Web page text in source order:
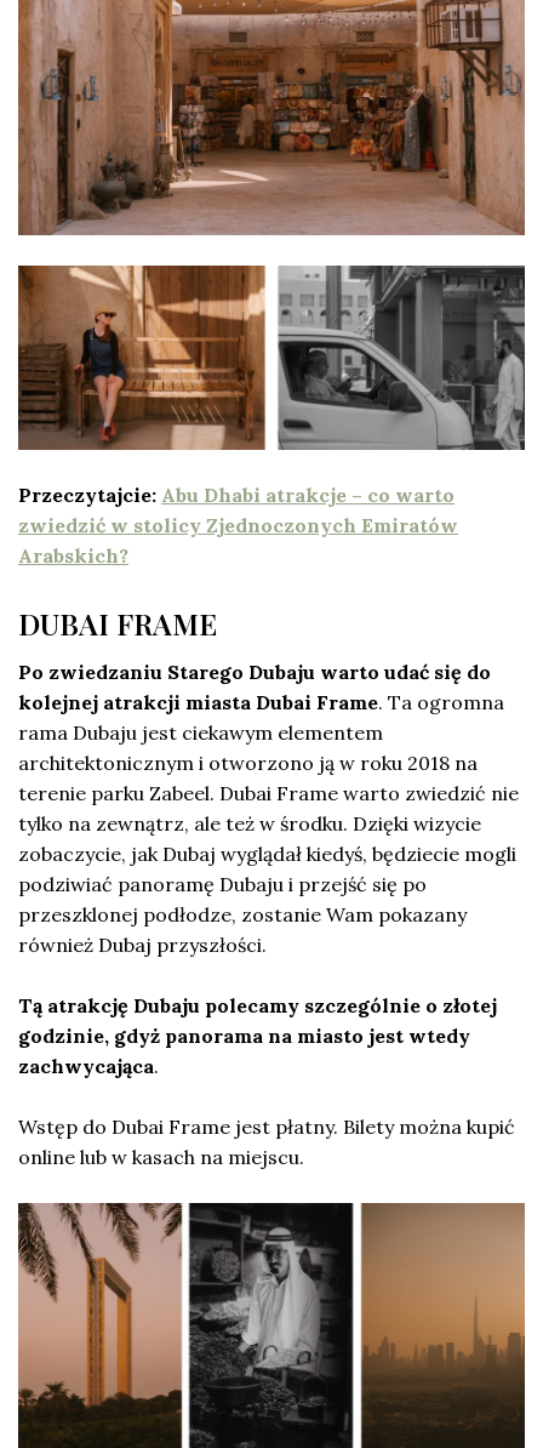
Przeczytajcie: Abu Dhabi atrakcje – co warto
zwiedzić w stolicy Zjednoczonych Emiratów
Arabskich?
DUBAI FRAME
Po zwiedzaniu Starego Dubaju warto udać się do
kolejnej atrakcji miasta Dubai Frame. Ta ogromna
rama Dubaju jest ciekawym elementem
architektonicznym i otworzono ją w roku 2018 na
terenie parku Zabeel. Dubai Frame warto zwiedzić nie
tylko na zewnątrz, ale też w środku. Dzięki wizycie
zobaczycie, jak Dubaj wyglądał kiedyś, będziecie mogli
podziwiać panoramę Dubaju i przejść się po
przeszklonej podłodze, zostanie Wam pokazany
również Dubaj przyszłości.
Tą atrakcję Dubaju polecamy szczególnie o złotej
godzinie, gdyż panorama na miasto jest wtedy
zachwycająca.
Wstęp do Dubai Frame jest płatny. Bilety można kupić
online lub w kasach na miejscu.